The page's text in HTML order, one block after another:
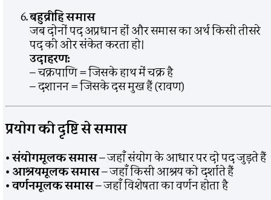
बहुव्रीहि समास
जब दोनों पद अप्रधान हों और समास का अर्थ किसी तीसरे
पद की ओर संकेत करता हो।
उदाहरण:
– चक्रपाणि = जिसके हाथ में चक्र है
– दशानन = जिसके दस मुख हैं (रावण)
प्रयोग की दृष्टि से समास
•संयोगमूलक समास– जहाँ संयोग के आधार पर दो पद जुड़ते हैं
•आश्रयमूलक समास– जहाँ किसी आश्रय को दर्शाते हैं
•वर्णनमूलक समास– जहाँ विशेषता का वर्णन होता है